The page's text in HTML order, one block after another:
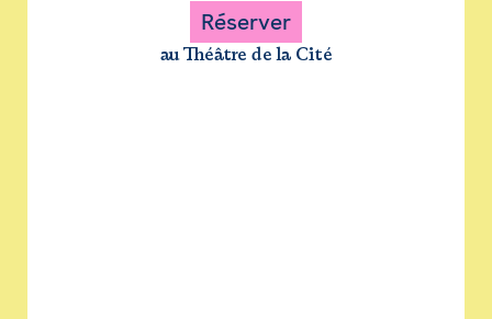
Réserver
au Théâtre de la Cité